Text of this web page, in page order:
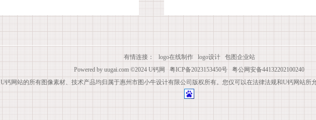
有情连接： logo在线制作 logo设计
包图企业站
Powered by uugai.com ©2024 U钙网 粤ICP备2023153450号
粤公网安备44132202100240
U钙网站的所有图像素材、技术产品均归属于惠州市图小牛设计有限公司版权所有。您仅可以在法律法规和U钙网站所